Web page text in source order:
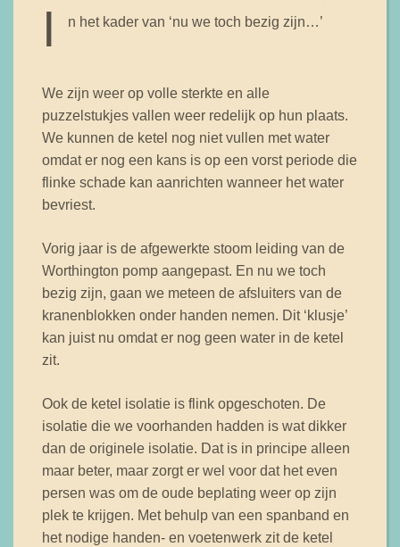
I n het kader van ‘nu we toch bezig zijn…’
We zijn weer op volle sterkte en alle
puzzelstukjes vallen weer redelijk op hun plaats.
We kunnen de ketel nog niet vullen met water
omdat er nog een kans is op een vorst periode die
flinke schade kan aanrichten wanneer het water
bevriest.
Vorig jaar is de afgewerkte stoom leiding van de
Worthington pomp aangepast. En nu we toch
bezig zijn, gaan we meteen de afsluiters van de
kranenblokken onder handen nemen. Dit ‘klusje’
kan juist nu omdat er nog geen water in de ketel
zit.
Ook de ketel isolatie is flink opgeschoten. De
isolatie die we voorhanden hadden is wat dikker
dan de originele isolatie. Dat is in principe alleen
maar beter, maar zorgt er wel voor dat het even
persen was om de oude beplating weer op zijn
plek te krijgen. Met behulp van een spanband en
het nodige handen- en voetenwerk zit de ketel